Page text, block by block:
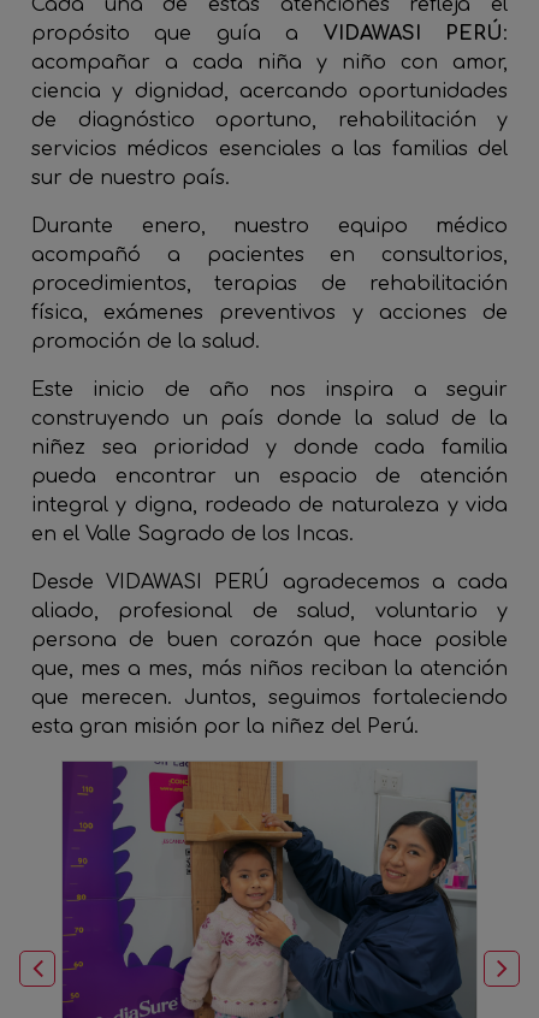
Cada una de estas atenciones refleja el
propósito que guía a VIDAWASI PERÚ:
acompañar a cada niña y niño con amor,
ciencia y dignidad, acercando oportunidades
de diagnóstico oportuno, rehabilitación y
servicios médicos esenciales a las familias del
sur de nuestro país.
Durante enero, nuestro equipo médico
acompañó a pacientes en consultorios,
procedimientos, terapias de rehabilitación
física, exámenes preventivos y acciones de
promoción de la salud.
Este inicio de año nos inspira a seguir
construyendo un país donde la salud de la
niñez sea prioridad y donde cada familia
pueda encontrar un espacio de atención
integral y digna, rodeado de naturaleza y vida
en el Valle Sagrado de los Incas.
Desde VIDAWASI PERÚ agradecemos a cada
aliado, profesional de salud, voluntario y
persona de buen corazón que hace posible
que, mes a mes, más niños reciban la atención
que merecen. Juntos, seguimos fortaleciendo
esta gran misión por la niñez del Perú.